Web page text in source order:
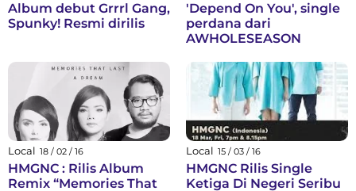
Album debut Grrrl Gang,
Spunky! Resmi dirilis
'Depend On You', single
perdana dari
AWHOLESEASON
Local 18 / 02 / 16
HMGNC : Rilis Album
Remix “Memories That
Local 15 / 03 / 16
HMGNC Rilis Single
Ketiga Di Negeri Seribu